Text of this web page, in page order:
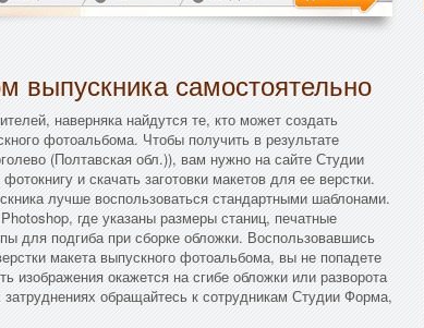
выпускника самостоятельно
наверняка найдутся те, кто может создать
фотоальбома. Чтобы получить в результате
(Полтавская обл.)), вам нужно на сайте Студии
и скачать заготовки макетов для ее верстки.
лучше воспользоваться стандартными шаблонами.
где указаны размеры станиц, печатные
для подгиба при сборке обложки. Воспользовавшись
макета выпускного фотоальбома, вы не попадете
изображения окажется на сгибе обложки или разворота
обращайтесь к сотрудникам Студии Форма,